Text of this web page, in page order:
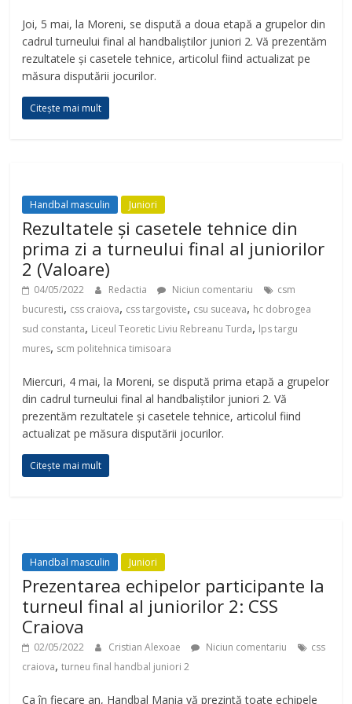
Joi, 5 mai, la Moreni, se dispută a doua etapă a grupelor din
cadrul turneului final al handbaliștilor juniori 2. Vă prezentăm
rezultatele și casetele tehnice, articolul fiind actualizat pe
măsura disputării jocurilor.
Citește mai mult
Handbal masculin Juniori
Rezultatele și casetele tehnice din
prima zi a turneului final al juniorilor
2 (Valoare)
04/05/2022 Redactia Niciun comentariu
csm
bucuresti, css craiova, css targoviste, csu suceava, hc dobrogea
sud constanta, Liceul Teoretic Liviu Rebreanu Turda, lps targu
mures, scm politehnica timisoara
Miercuri, 4 mai, la Moreni, se dispută prima etapă a grupelor
din cadrul turneului final al handbaliștilor juniori 2. Vă
prezentăm rezultatele și casetele tehnice, articolul fiind
actualizat pe măsura disputării jocurilor.
Citește mai mult
Handbal masculin Juniori
Prezentarea echipelor participante la
turneul final al juniorilor 2: CSS
Craiova
02/05/2022 Cristian Alexoae Niciun comentariu
css
craiova,turneu final handbal juniori 2
Ca în fiecare an, Handbal Mania vă prezintă toate echipele